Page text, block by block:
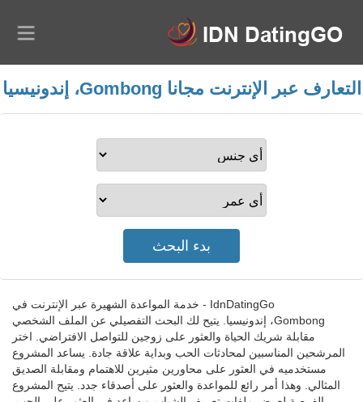
التعارف عبر الإنترنت مجانا Gombong، إندونيسيا
IdnDatingGo - خدمة المواعدة الشهيرة عبر الإنترنت في
Gombong، إندونيسيا. يتيح لك البحث التفصيلي عن الملف الشخصي
مقابلة شريك الحياة والعثور على زوجين للتواصل الافتراضي. اختر
المرشحين المناسبين لمحادثات الحب وبداية علاقة جادة. يساعد المشروع
مستخدميه في العثور على محاورين مثيرين للاهتمام ومقابلة الصديق
المثالي. وهذا أمر رائع للمواعدة والعثور على أصدقاء جدد. يتيح المشروع